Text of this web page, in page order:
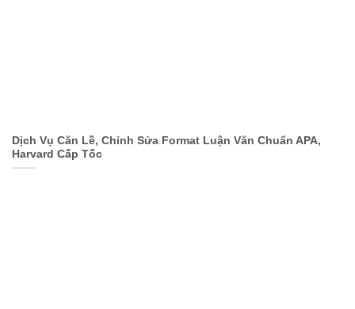
Dịch Vụ Căn Lề, Chỉnh Sửa Format Luận Văn Chuẩn APA,
Harvard Cấp Tốc